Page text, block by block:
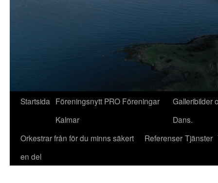
Startsida Föreningsnytt PRO Föreningar
Kalmar
Galleribilder
Dans.
Orkestrar från för du minns säkert
en del
Referenser Tjänster